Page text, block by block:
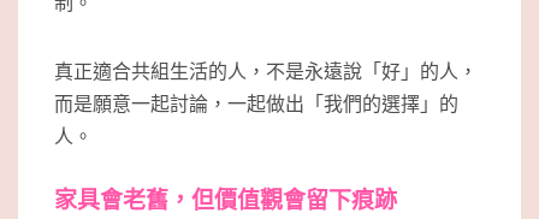
真正適合共組生活的人，不是永遠說「好」的人，
而是願意一起討論，一起做出「我們的選擇」的
人。
家具會老舊，但價值觀會留下痕跡